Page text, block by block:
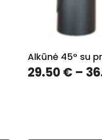
Alkūnė 45° su
29.50€ –